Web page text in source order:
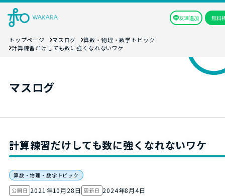
友達追加 無料
トップページ マスログ
算数・物理・数学トピック
計算練習だけしても数に強くなれないワケ
マスログ
計算練習だけしても数に強くなれないワケ
算数・物理・数学トピック
公開日 2021年10月28日 更新日 2024年8月4日